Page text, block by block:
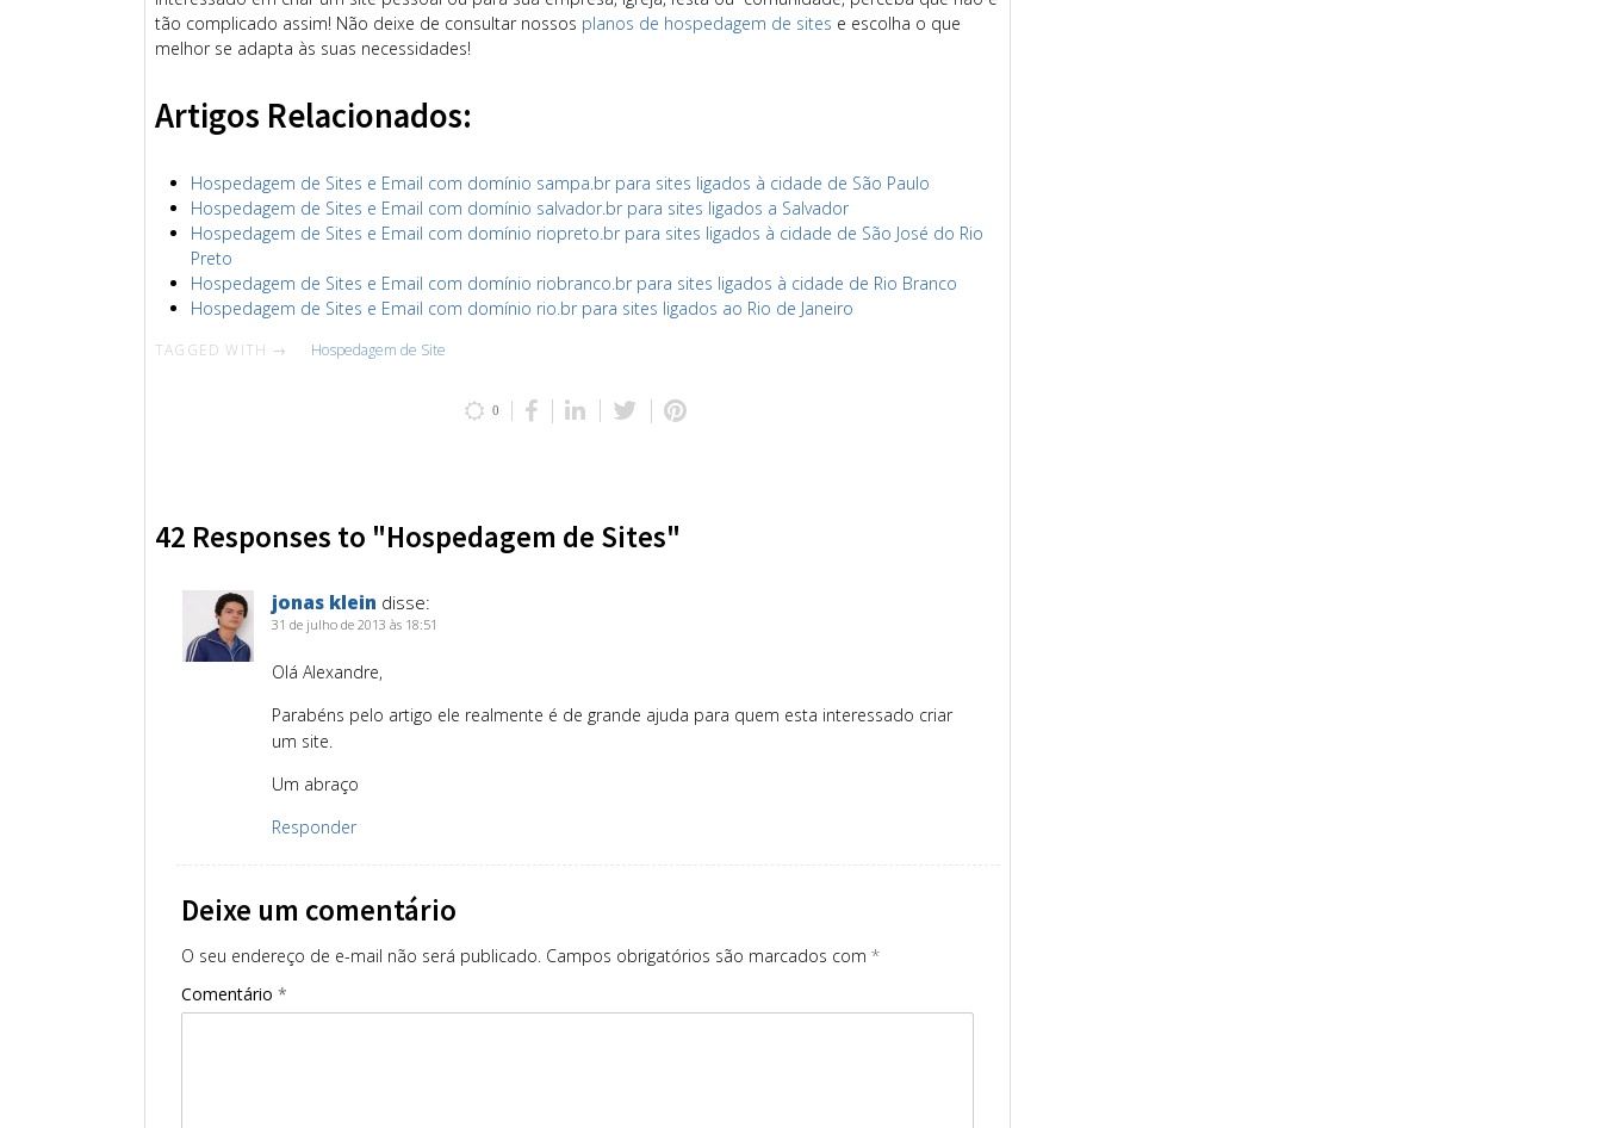
tão complicado assim! Não deixe de consultar nossos planos de hospedagem de sites e escolha o que
melhor se adapta às suas necessidades!
Artigos Relacionados:
Hospedagem de Sites e Email com domínio sampa.br para sites ligados à cidade de São Paulo
Hospedagem de Sites e Email com domínio salvador.br para sites ligados a Salvador
Hospedagem de Sites e Email com domínio riopreto.br para sites ligados à cidade de São José do Rio
Preto
Hospedagem de Sites e Email com domínio riobranco.br para sites ligados à cidade de Rio Branco
Hospedagem de Sites e Email com domínio rio.br para sites ligados ao Rio de Janeiro
TAGGED WITH → Hospedagem de Site
0
42 Responses to "Hospedagem de Sites"
jonas klein disse:
31 de julho de 2013 às 18:51
Olá Alexandre,
Parabéns pelo artigo ele realmente é de grande ajuda para quem esta interessado criar
um site.
Um abraço
Responder
Deixe um comentário
O seu endereço de e-mail não será publicado. Campos obrigatórios são marcados com *
Comentário *